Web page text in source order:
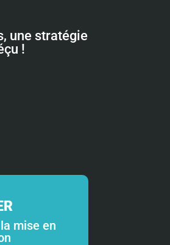
une stratégie
!
mise en